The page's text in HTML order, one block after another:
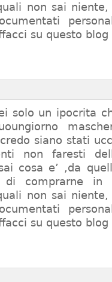
non sai
su questo blog
solo un ipocrita
siano stati
non faresti
cosa e’ ,da
comprarne in
non sai
su questo blog